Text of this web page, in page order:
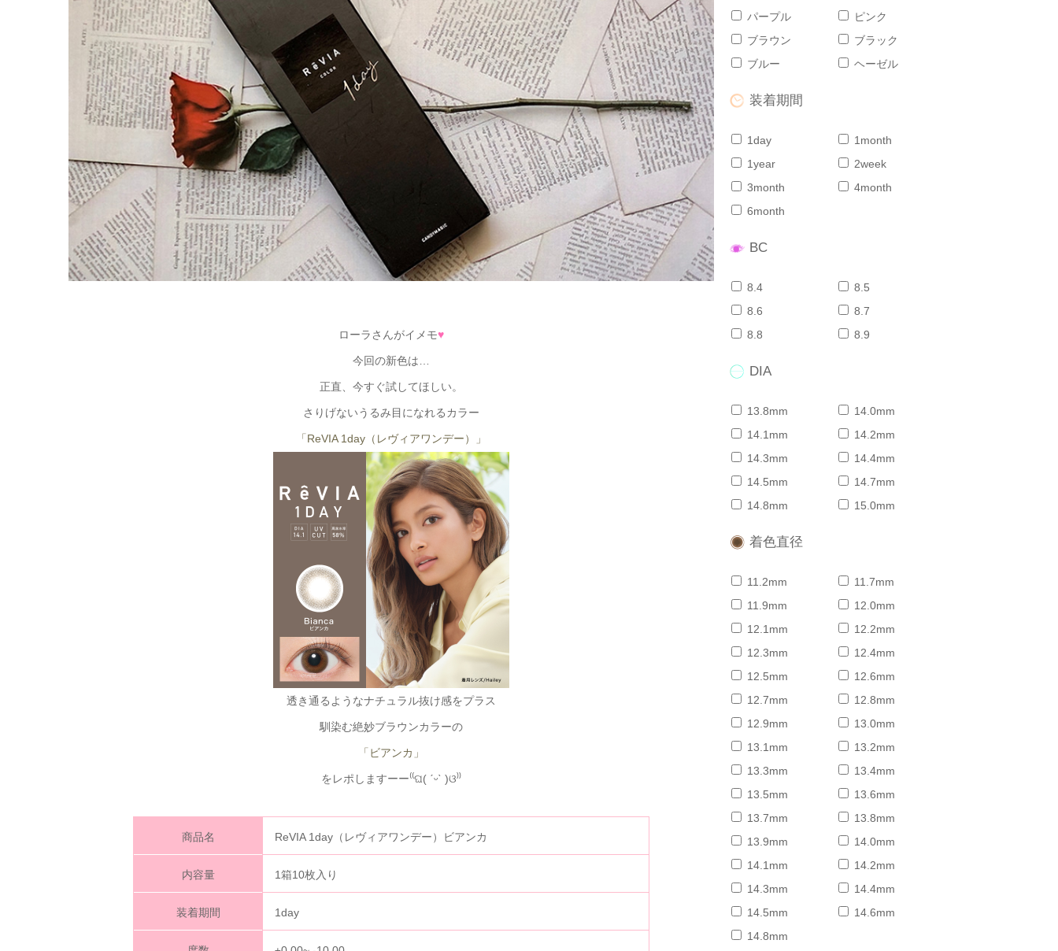
ローラさんがイメモ♥
今回の新色は…
正直、今すぐ試してほしい。
さりげないうるみ目になれるカラー
「ReVIA 1day（レヴィアワンデー）」
透き通るようなナチュラル抜け感をプラス
馴染む絶妙ブラウンカラーの
「ビアンカ」
をレポしますーー⁽⁽ଘ( ˊᵕˋ )ଓ⁾⁾
商品名 ReVIA 1day（レヴィアワンデー）ビアンカ
内容量 1箱10枚入り
装着期間 1day
パープル
ピンク
ブラウン
ブラック
ブルー
ヘーゼル
装着期間
1day
1month
1year
2week
3month
4month
6month
BC
8.4
8.5
8.6
8.7
8.8
8.9
DIA
13.8mm
14.0mm
14.1mm
14.2mm
14.3mm
14.4mm
14.5mm
14.7mm
14.8mm
15.0mm
着色直径
11.2mm
11.7mm
11.9mm
12.0mm
12.1mm
12.2mm
12.3mm
12.4mm
12.5mm
12.6mm
12.7mm
12.8mm
12.9mm
13.0mm
13.1mm
13.2mm
13.3mm
13.4mm
13.5mm
13.6mm
13.7mm
13.8mm
13.9mm
14.0mm
14.1mm
14.2mm
14.3mm
14.4mm
14.5mm
14.6mm
14.8mm